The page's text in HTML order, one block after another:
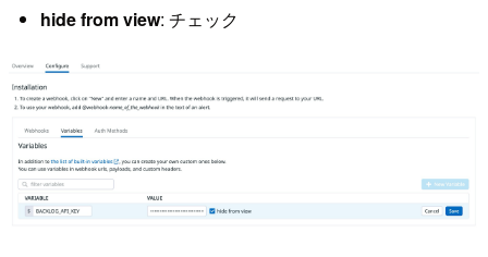
hide from view: チェック